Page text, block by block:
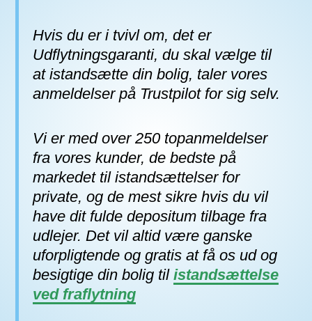
Hvis du er i tvivl om, det er
Udflytningsgaranti, du skal vælge til
at istandsætte din bolig, taler vores
anmeldelser på Trustpilot for sig selv.
Vi er med over 250 topanmeldelser
fra vores kunder, de bedste på
markedet til istandsættelser for
private, og de mest sikre hvis du vil
have dit fulde depositum tilbage fra
udlejer. Det vil altid være ganske
uforpligtende og gratis at få os ud og
besigtige din bolig til istandsættelse
ved fraflytning